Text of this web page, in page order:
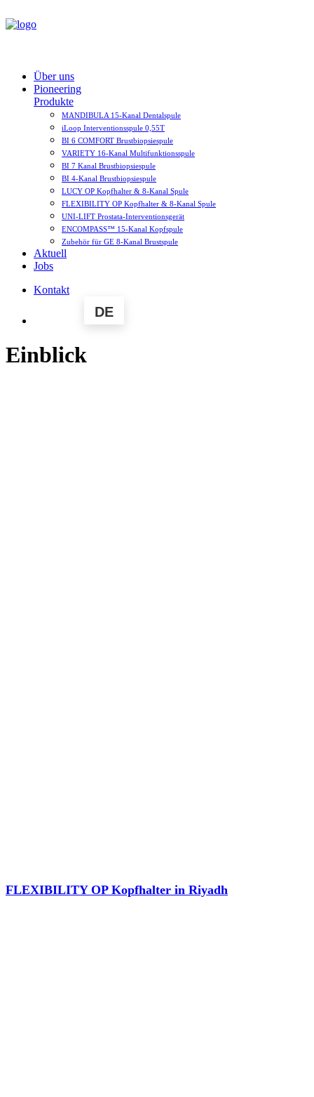
Über uns
Pioneering
Produkte
MANDIBULA 15-Kanal Dentalspule
iLoop Interventionsspule 0,55T
BI 6 COMFORT Brustbiopsiespule
VARIETY 16-Kanal Multifunktionsspule
BI 7 Kanal Brustbiopsiespule
BI 4-Kanal Brustbiopsiespule
LUCY OP Kopfhalter & 8-Kanal Spule
FLEXIBILITY OP Kopfhalter & 8-Kanal Spule
UNI-LIFT Prostata­-Interventionsgerät
ENCOMPASS™ 15-Kanal Kopfspule
Zubehör für GE 8-Kanal Brustspule
Aktuell
Jobs
Kontakt
DE
Einblick
FLEXIBILITY OP Kopfhalter in Riyadh